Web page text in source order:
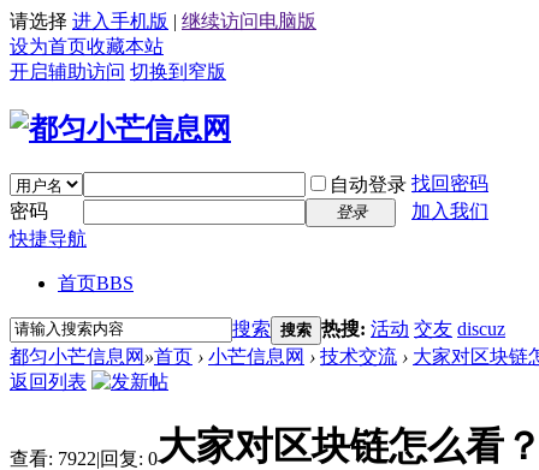
请选择 进入手机版 | 继续访问电脑版
设为首页收藏本站
开启辅助访问 切换到窄版
自动登录 找回密码
密码
登录
加入我们
快捷导航
首页BBS
搜索 搜索 热搜: 活动 交友 discuz
都匀小芒信息网 »首页 › 小芒信息网 › 技术交流 › 大家对区块链
返回列表
查看: 7922|回复: 0大家对区块链怎么看